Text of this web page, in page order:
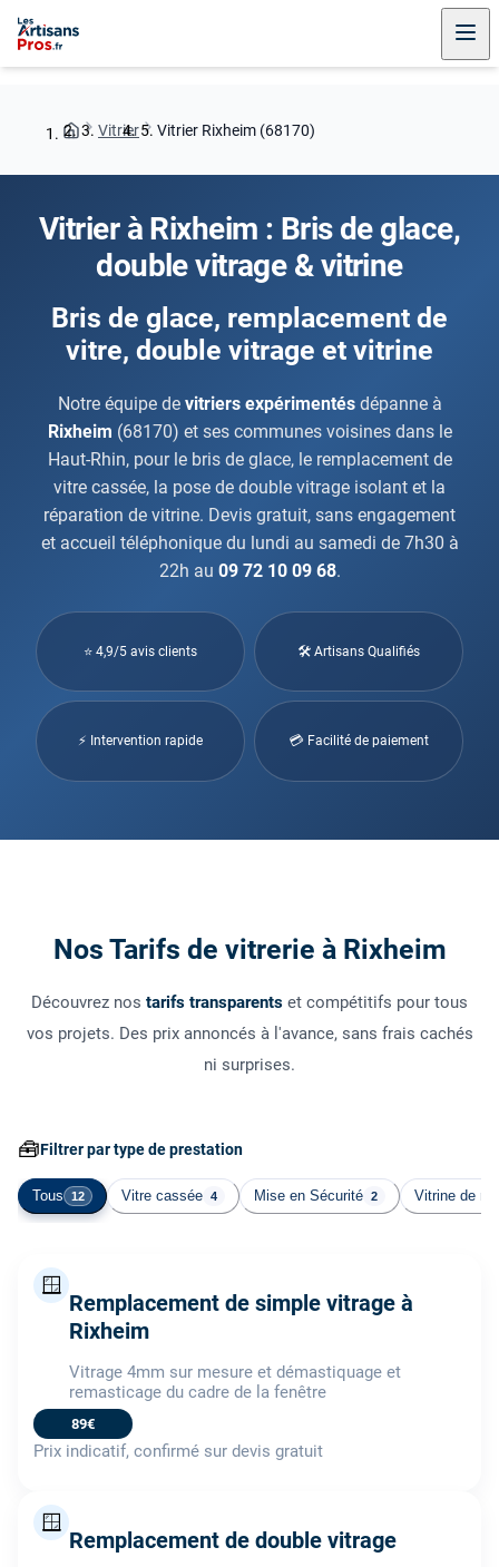
Vitrier Vitrier Rixheim (68170)
Vitrier à Rixheim : Bris de glace,
double vitrage & vitrine
Bris de glace, remplacement de
vitre, double vitrage et vitrine
Notre équipe de vitriers expérimentésdépanne à
Rixheim (68170) et ses communes voisines dans le
Haut-Rhin, pour le bris de glace, le remplacement de
vitre cassée, la pose de double vitrage isolant et la
réparation de vitrine. Devis gratuit, sans engagement
et accueil téléphonique du lundi au samedi de 7h30 à
22h au 09 72 10 09 68.
⭐ 4,9/5 avis clients 🛠 Artisans Qualifiés
⚡ Intervention rapide 💳 Facilité de paiement
Nos Tarifs de vitrerie à Rixheim
Découvrez nos tarifs transparents et compétitifs pour tous
vos projets. Des prix annoncés à l'avance, sans frais cachés
ni surprises.
🧰Filtrer par type de prestation
Tous 12 Vitre cassée 4 Mise en Sécurité 2 Vitrine de
🪟
Remplacement de simple vitrage à
Rixheim
Vitrage 4mm sur mesure et démastiquage et
remasticage du cadre de la fenêtre
89€
Prix indicatif, confirmé sur devis gratuit
🪟
Remplacement de double vitrage